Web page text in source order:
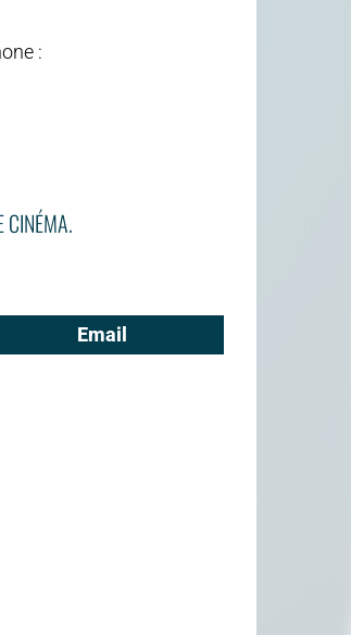
:
CINÉMA.
Email